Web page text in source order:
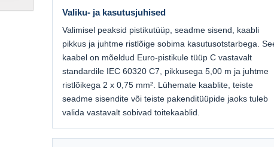
Valiku- ja kasutusjuhised
Valimisel peaksid pistikutüüp, seadme sisend, kaabli
pikkus ja juhtme ristlõige sobima kasutusotstarbega.
kaabel on mõeldud Euro-pistikule tüüp C vastavalt
standardile IEC 60320 C7, pikkusega 5,00 m ja juhtme
ristlõikega 2 x 0,75 mm². Lühemate kaablite, teiste
seadme sisendite või teiste pakenditüüpide jaoks tuleb
valida vastavalt sobivad toitekaablid.